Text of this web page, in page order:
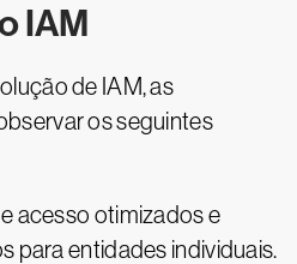
IAM
de IAM, as
os seguintes
acesso otimizados e
para entidades individuais.